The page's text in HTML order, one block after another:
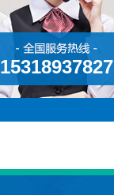
15318937827